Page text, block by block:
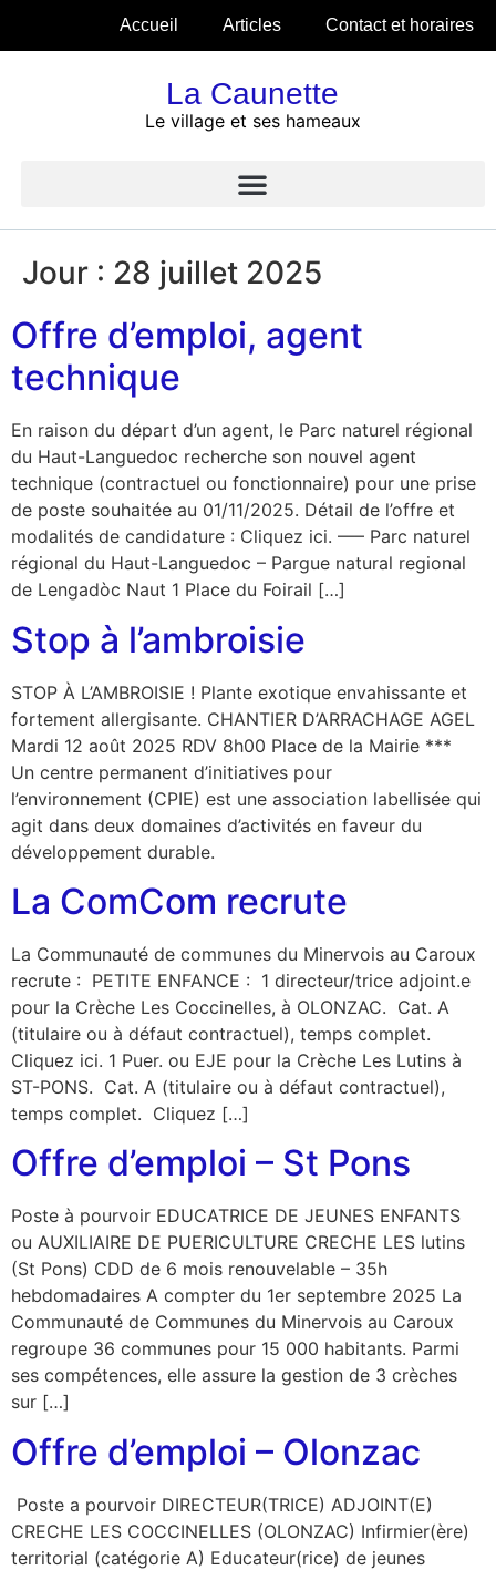
Accueil Articles Contact et horaires
La Caunette
Le village et ses hameaux
Jour : 28 juillet 2025
Offre d’emploi, agent
technique
En raison du départ d’un agent, le Parc naturel régional
du Haut-Languedoc recherche son nouvel agent
technique (contractuel ou fonctionnaire) pour une prise
de poste souhaitée au 01/11/2025. Détail de l’offre et
modalités de candidature : Cliquez ici. —– Parc naturel
régional du Haut-Languedoc – Pargue natural regional
de Lengadòc Naut 1 Place du Foirail […]
Stop à l’ambroisie
STOP À L’AMBROISIE ! Plante exotique envahissante et
fortement allergisante. CHANTIER D’ARRACHAGE AGEL
Mardi 12 août 2025 RDV 8h00 Place de la Mairie ***
Un centre permanent d’initiatives pour
l’environnement (CPIE) est une association labellisée qui
agit dans deux domaines d’activités en faveur du
développement durable.
La ComCom recrute
La Communauté de communes du Minervois au Caroux
recrute : PETITE ENFANCE : 1 directeur/trice adjoint.e
pour la Crèche Les Coccinelles, à OLONZAC. Cat. A
(titulaire ou à défaut contractuel), temps complet.
Cliquez ici. 1 Puer. ou EJE pour la Crèche Les Lutins à
ST-PONS. Cat. A (titulaire ou à défaut contractuel),
temps complet. Cliquez […]
Offre d’emploi – St Pons
Poste à pourvoir EDUCATRICE DE JEUNES ENFANTS
ou AUXILIAIRE DE PUERICULTURE CRECHE LES lutins
(St Pons) CDD de 6 mois renouvelable – 35h
hebdomadaires A compter du 1er septembre 2025 La
Communauté de Communes du Minervois au Caroux
regroupe 36 communes pour 15 000 habitants. Parmi
ses compétences, elle assure la gestion de 3 crèches
sur […]
Offre d’emploi – Olonzac
Poste a pourvoir DIRECTEUR(TRICE) ADJOINT(E)
CRECHE LES COCCINELLES (OLONZAC) Infirmier(ère)
territorial (catégorie A) Educateur(rice) de jeunes